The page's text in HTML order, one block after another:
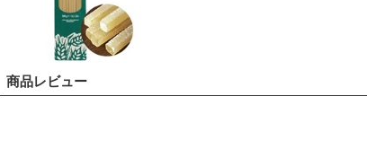
商品レビュー